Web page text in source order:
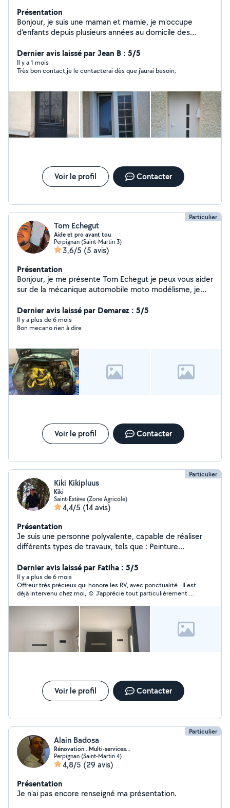
Présentation
Bonjour, je suis une maman et mamie, je m'occupe
d'enfants depuis plusieurs années au domicile des
aussi d'animaux au domicile des maîtres. Mon mari est
menuisier poseur confirmé alu pvc bois et très bon
bricoleur. Si besoin n'hésitez pas à me contacter pour
Dernier avis laissé par Jean B : 5/5
Il y a 1 mois
Très bon contact,je le contacterai dès que j'aurai besoin;
Voir le profil Contacter
Particulier
Tom Echegut
Aide et pro avant tou
Perpignan (Saint-Martin 3)
3,6/5 (5 avis)
Présentation
Bonjour, je me présente Tom Echegut je peux vous aider
sur de la mécanique automobile moto modélisme, je
informatique, domotique, et installation et
configuration. Je fait aussi de la maçonnerie et du
carrelage je touche un peu à l'électricité.
Dernier avis laissé par Demarez : 5/5
Il y a plus de 6 mois
Bon mecano rien à dire
Voir le profil Contacter
Particulier
Kiki Kikipluus
Kiki
Saint-Estève (Zone Agricole)
4,4/5 (14 avis)
Présentation
Je suis une personne polyvalente, capable de réaliser
différents types de travaux, tels que : Peinture
tapisserie Aide et soutien à la conduite Travaux
d'entretien des espaces verts Changement de filtres
voiture Montage et installation d'étagères J'oublie
d'autres interventions que je suis capable de réaliser
N'hésitez pas à me contacter pour plus de
renseignements. Je suis quelqu'un de gentil, sérieux et
ponctuel, toujours prêt à rendre service avec le sourire.
Dernier avis laissé par Fatiha : 5/5
Il y a plus de 6 mois
Offreur très précieux qui honore les RV, avec ponctualité.. Il est
déjà intervenu chez moi, ☺️ J'apprécie tout particulièrement sa
beaucoup de patience et de recherche, de sa prestation. Je le
Voir le profil Contacter
Particulier
Alain Badosa
Rénovation...Multi-services...
Perpignan (Saint-Martin 4)
4,8/5 (29 avis)
Présentation
Je n'ai pas encore renseigné ma présentation.